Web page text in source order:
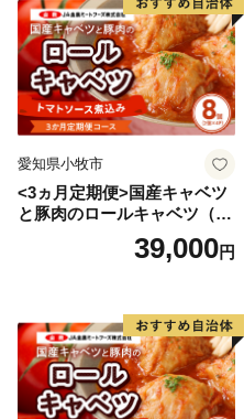
【ワンストップ特例申請書
下妻市役所 経済部 農業政
平日8時30分～17時15分
TEL：0296-43-2111
愛知県小牧市
<3ヵ月定期便>国産キャベツ
と豚肉のロールキャベツ（4P
39,000円